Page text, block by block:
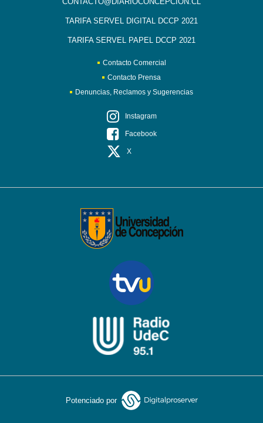
TARIFA SERVEL DIGITAL DCCP 2021
TARIFA SERVEL PAPEL DCCP 2021
Contacto Comercial
Contacto Prensa
Denuncias, Reclamos y Sugerencias
Instagram
Facebook
X
Potenciado por